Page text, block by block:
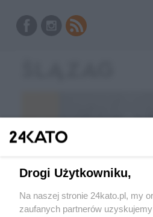
Drogi Użytkowniku,
Na naszej stronie 24kato.pl, my
zaufanych partnerów